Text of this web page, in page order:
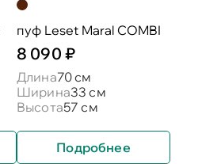
пуф Leset Maral COMBI
8 090 ₽
Длина70 см
Ширина33 см
Высота57 см
Подробнее